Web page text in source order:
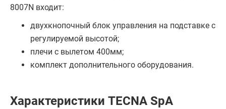
8007N входит:
двухкнопочный блок управления на подставке с
регулируемой высотой;
плечи с вылетом 400мм;
комплект дополнительного оборудования.
Характеристики TECNA SpA